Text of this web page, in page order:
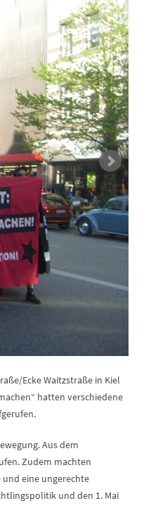
Ecke Waitzstraße in Kiel
hatten verschiedene
Aus dem
Zudem machten
eine ungerechte
und den 1. Mai